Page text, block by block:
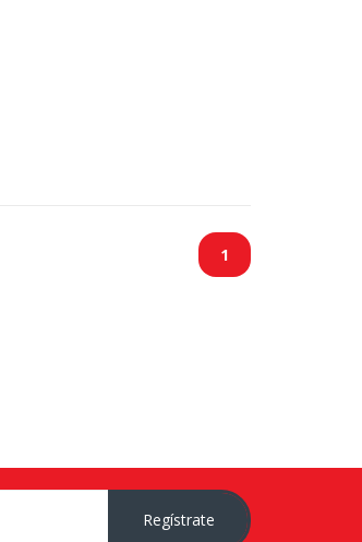
1
Regístrate